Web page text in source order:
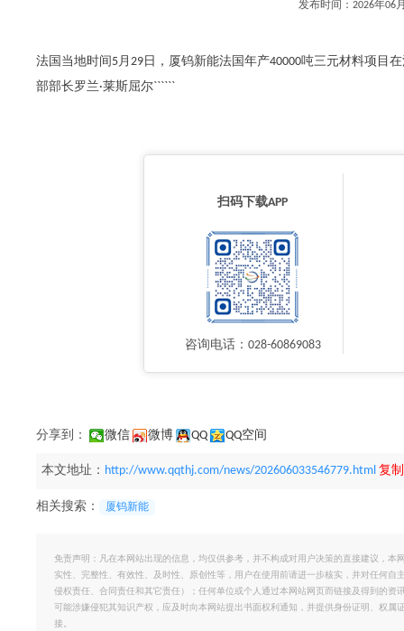
发布时间：2026年
法国当地时间5月29日，厦钨新能法国年产40000吨三元材料项目
部部长罗兰·莱斯屈尔``````
扫码下载APP
咨询电话：028-60869083
分享到： 微信 微博 QQ QQ空间
本文地址： http://www.qqthj.com/news/202606033546779.html 复
相关搜索： 厦钨新能
免责声明：凡在本网站出现的信息，均仅供参考，并不构成对用户决策的直接建议，
实性、完整性、有效性、及时性、原创性等，用户在使用前请进一步核实，并对任何
侵权责任、合同责任和其它责任）；任何单位或个人通过本网站网页而链接及得到的
可能涉嫌侵犯其知识产权，应及时向本网站提出书面权利通知，并提供身份证明、权
接。